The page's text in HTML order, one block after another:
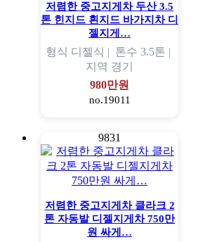
저렴한 중고지게차 두산 3.5
톤 힌지드 흰지드 바가지차 디
젤지게…
형식 디젤식 | 톤수 3.5톤 |
지역 경기
980만원
no.19011
9831
저렴한 중고지게차 클라크 2
톤 자동발 디젤지게차 750만
원 싸게…